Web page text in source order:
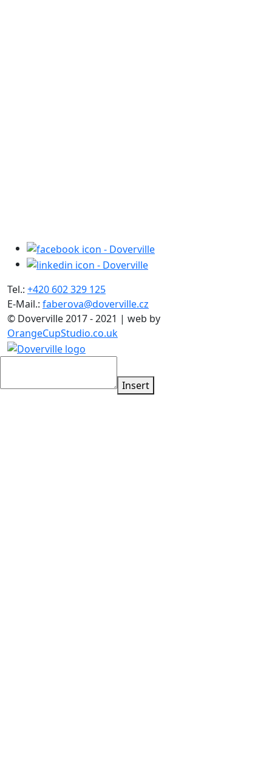
Tel.: +420 602 329 125
E-Mail.: faberova@doverville.cz
© Doverville 2017 - 2021 | web by
OrangeCupStudio.co.uk
Insert